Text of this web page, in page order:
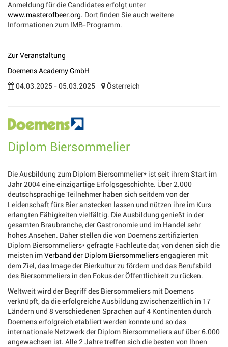
Anmeldung für die Candidates erfolgt unter
www.masterofbeer.org. Dort finden Sie auch weitere
Informationen zum IMB-Programm.
Zur Veranstaltung
Doemens Academy GmbH
04.03.2025 - 05.03.2025
Österreich
Diplom Biersommelier
Die Ausbildung zum Diplom Biersommelier* ist seit ihrem Start im
Jahr 2004 eine einzigartige Erfolgsgeschichte. Über 2.000
deutschsprachige Teilnehmer haben sich seitdem von der
Leidenschaft fürs Bier anstecken lassen und nützen ihre im Kurs
erlangten Fähigkeiten vielfältig. Die Ausbildung genießt in der
gesamten Braubranche, der Gastronomie und im Handel sehr
hohes Ansehen. Daher stellen die von Doemens zertifizierten
Diplom Biersommeliers* gefragte Fachleute dar, von denen sich die
meisten imVerband der Diplom Biersommeliersengagieren mit
dem Ziel, das Image der Bierkultur zu fördern und das Berufsbild
des Biersommeliers in den Fokus der Öffentlichkeit zu rücken.
Weltweit wird der Begriff des Biersommeliers mit Doemens
verknüpft, da die erfolgreiche Ausbildung zwischenzeitlich in 17
Ländern und 8 verschiedenen Sprachen auf 4 Kontinenten durch
Doemens erfolgreich etabliert werden konnte und so das
internationale Netzwerk der Diplom Biersommeliers auf über 6.000
angewachsen ist. Alle 2 Jahre treffen sich die besten von Ihnen